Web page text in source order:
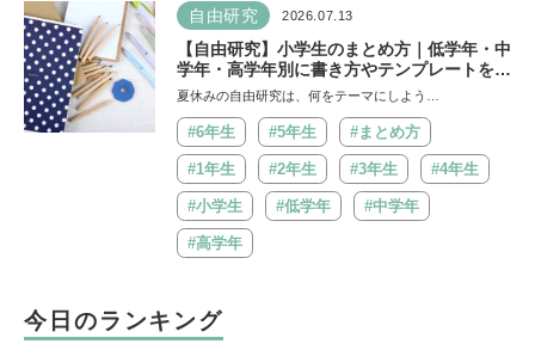
自由研究 2026.07.13
【自由研究】小学生のまとめ方｜低学年・中
学年・高学年別に書き方やテンプレートを紹
介
夏休みの自由研究は、何をテーマにしよう…
#6年生 #5年生 #まとめ方
#1年生 #2年生 #3年生 #4年生
#小学生 #低学年 #中学年
#高学年
今日のランキング